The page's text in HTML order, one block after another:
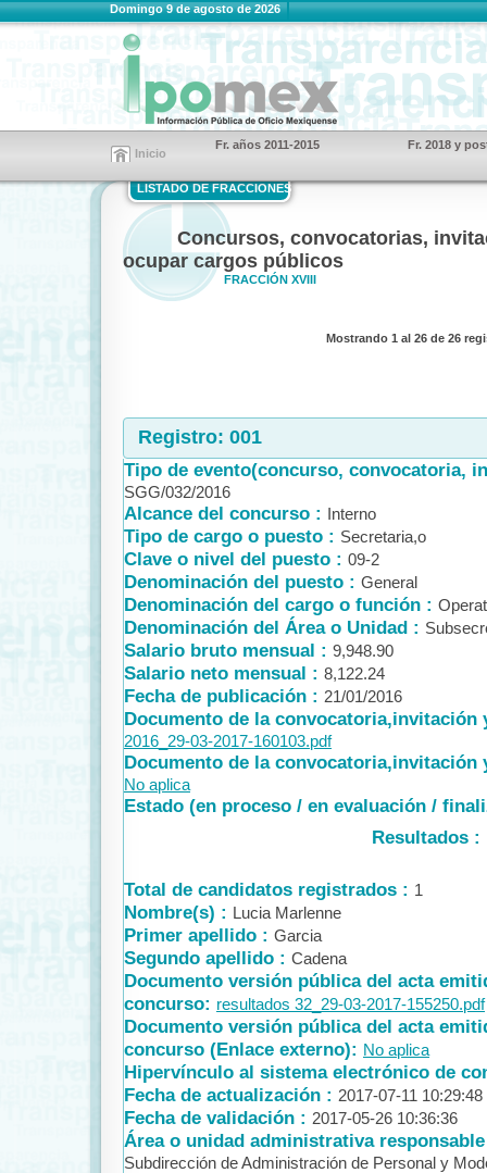
Domingo 9 de agosto de 2026
Inicio
Fr. años 2011-2015 Fr. 2018 y
LISTADO DE FRACCIONES
Concursos, convocatorias,
ocupar cargos públicos
FRACCIÓN XVIII
Mostrando 1 al 26 de 26
Registro: 001
Tipo de evento(concurso, convocatoria,
SGG/032/2016
Alcance del concurso : Interno
Tipo de cargo o puesto : Secretaria,o
Clave o nivel del puesto : 09-2
Denominación del puesto : General
Denominación del cargo o función :
Denominación del Área o Unidad :
Salario bruto mensual : 9,948.90
Salario neto mensual : 8,122.24
Fecha de publicación : 21/01/2016
Documento de la
2016_29-03-2017-160103.pdf
Documento de la convocatoria,invitación
No aplica
Estado (en proceso / en evaluación /
Resultados :
Total de candidatos registrados : 1
Nombre(s) : Lucia Marlenne
Primer apellido : Garcia
Segundo apellido : Cadena
Documento versión pública del acta
concurso: resultados 32_29-03-2017-155250.pdf
Documento versión pública del acta
concurso (Enlace externo): No aplica
Hipervínculo al sistema electrónico de
Fecha de actualización : 2017-07-11 10:29:48
Fecha de validación : 2017-05-26 10:36:36
Área o unidad administrativa
Subdirección de Administración de Personal y